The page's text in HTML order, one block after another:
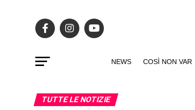
NEWS COSÌ NON VAR
TUTTE LE NOTIZIE